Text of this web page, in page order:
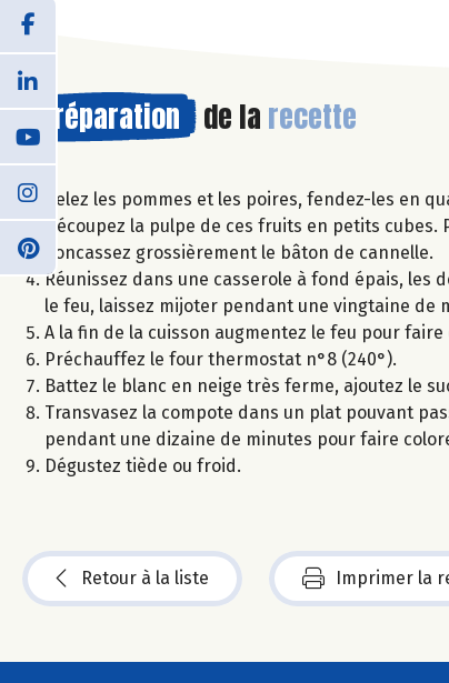
Préparation de la recette
Pelez les pommes et les poires, fendez-les en
Découpez la pulpe de ces fruits en petits cubes.
Concassez grossièrement le bâton de cannelle.
Réunissez dans une casserole à fond épais, les
le feu, laissez mijoter pendant une vingtaine de
A la fin de la cuisson augmentez le feu pour
Préchauffez le four thermostat n°8 (240°).
Battez le blanc en neige très ferme, ajoutez le
Transvasez la compote dans un plat pouvant
pendant une dizaine de minutes pour faire
Dégustez tiède ou froid.
Retour à la liste Imprimer la